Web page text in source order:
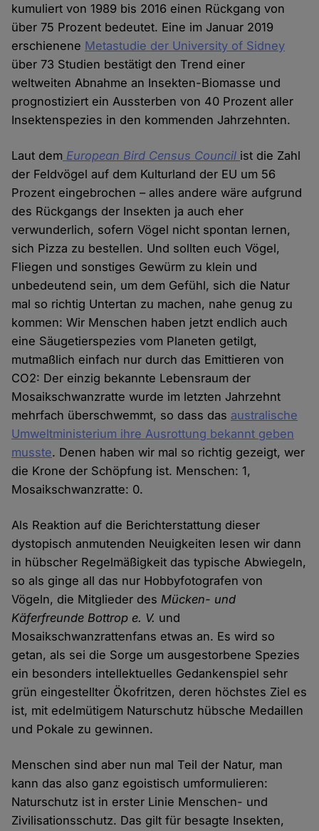
kumuliert von 1989 bis 2016 einen Rückgang von
über 75 Prozent bedeutet. Eine im Januar 2019
erschienene Metastudie der University of Sidney
über 73 Studien bestätigt den Trend einer
weltweiten Abnahme an Insekten-Biomasse und
prognostiziert ein Aussterben von 40 Prozent aller
Insektenspezies in den kommenden Jahrzehnten.
Laut dem European Bird Census Council ist die Zahl
der Feldvögel auf dem Kulturland der EU um 56
Prozent eingebrochen – alles andere wäre aufgrund
des Rückgangs der Insekten ja auch eher
verwunderlich, sofern Vögel nicht spontan lernen,
sich Pizza zu bestellen. Und sollten euch Vögel,
Fliegen und sonstiges Gewürm zu klein und
unbedeutend sein, um dem Gefühl, sich die Natur
mal so richtig Untertan zu machen, nahe genug zu
kommen: Wir Menschen haben jetzt endlich auch
eine Säugetierspezies vom Planeten getilgt,
mutmaßlich einfach nur durch das Emittieren von
CO2: Der einzig bekannte Lebensraum der
Mosaikschwanzratte wurde im letzten Jahrzehnt
mehrfach überschwemmt, so dass das australische
Umweltministerium ihre Ausrottung bekannt geben
musste. Denen haben wir mal so richtig gezeigt, wer
die Krone der Schöpfung ist. Menschen: 1,
Mosaikschwanzratte: 0.
Als Reaktion auf die Berichterstattung dieser
dystopisch anmutenden Neuigkeiten lesen wir dann
in hübscher Regelmäßigkeit das typische Abwiegeln,
so als ginge all das nur Hobbyfotografen von
Vögeln, die Mitglieder desMücken- und
Käferfreunde Bottrop e. V. und
Mosaikschwanzrattenfans etwas an. Es wird so
getan, als sei die Sorge um ausgestorbene Spezies
ein besonders intellektuelles Gedankenspiel sehr
grün eingestellter Ökofritzen, deren höchstes Ziel es
ist, mit edelmütigem Naturschutz hübsche Medaillen
und Pokale zu gewinnen.
Menschen sind aber nun mal Teil der Natur, man
kann das also ganz egoistisch umformulieren:
Naturschutz ist in erster Linie Menschen- und
Zivilisationsschutz. Das gilt für besagte Insekten,